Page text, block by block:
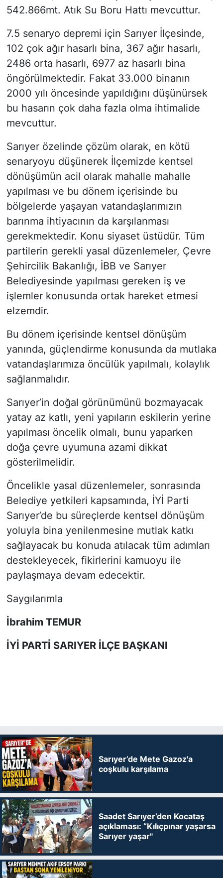
542.866mt. Atık Su Boru Hattı mevcuttur.
7.5 senaryo depremi için Sarıyer İlçesinde,
102 çok ağır hasarlı bina, 367 ağır hasarlı,
2486 orta hasarlı, 6977 az hasarlı bina
öngörülmektedir. Fakat 33.000 binanın
2000 yılı öncesinde yapıldığını düşünürsek
bu hasarın çok daha fazla olma ihtimalide
mevcuttur.
Sarıyer özelinde çözüm olarak, en kötü
senaryoyu düşünerek İlçemizde kentsel
dönüşümün acil olarak mahalle mahalle
yapılması ve bu dönem içerisinde bu
bölgelerde yaşayan vatandaşlarımızın
barınma ihtiyacının da karşılanması
gerekmektedir. Konu siyaset üstüdür. Tüm
partilerin gerekli yasal düzenlemeler, Çevre
Şehircilik Bakanlığı, İBB ve Sarıyer
Belediyesinde yapılması gereken iş ve
işlemler konusunda ortak hareket etmesi
elzemdir.
Bu dönem içerisinde kentsel dönüşüm
yanında, güçlendirme konusunda da mutlaka
vatandaşlarımıza öncülük yapılmalı, kolaylık
sağlanmalıdır.
Sarıyer’in doğal görünümünü bozmayacak
yatay az katlı, yeni yapıların eskilerin yerine
yapılması öncelik olmalı, bunu yaparken
doğa çevre uyumuna azami dikkat
gösterilmelidir.
Öncelikle yasal düzenlemeler, sonrasında
Belediye yetkileri kapsamında, İYİ Parti
Sarıyer’de bu süreçlerde kentsel dönüşüm
yoluyla bina yenilenmesine mutlak katkı
sağlayacak bu konuda atılacak tüm adımları
destekleyecek, fikirlerini kamuoyu ile
paylaşmaya devam edecektir.
Saygılarımla
İbrahim TEMUR
İYİ PARTİ SARIYER İLÇE BAŞKANI
Sarıyer’de Mete Gazoz'a
coşkulu karşılama
Saadet Sarıyer’den Kocataş
açıklaması: “Kılıçpınar yaşarsa
Sarıyer yaşar"